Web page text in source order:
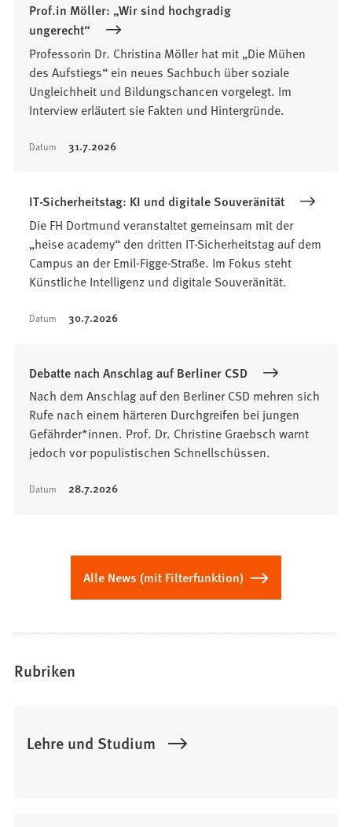
Prof.in Möller: „Wir sind hochgradig
ungerecht“
Professorin Dr. Christina Möller hat mit „Die Mühen
des Aufstiegs“ ein neues Sachbuch über soziale
Ungleichheit und Bildungschancen vorgelegt. Im
Interview erläutert sie Fakten und Hintergründe.
Datum 31.7.2026
IT-Sicherheitstag: KI und digitale Souveränität
Die FH Dortmund veranstaltet gemeinsam mit der
„heise academy“ den dritten IT-Sicherheitstag auf dem
Campus an der Emil-Figge-Straße. Im Fokus steht
Künstliche Intelligenz und digitale Souveränität.
Datum 30.7.2026
Debatte nach Anschlag auf Berliner CSD
Nach dem Anschlag auf den Berliner CSD mehren sich
Rufe nach einem härteren Durchgreifen bei jungen
Gefährder*innen. Prof. Dr. Christine Graebsch warnt
jedoch vor populistischen Schnellschüssen.
Datum 28.7.2026
Alle News (mit Filterfunktion)
Rubriken
Lehre und Studium